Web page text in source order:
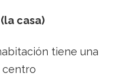
casa)
tiene una
centro